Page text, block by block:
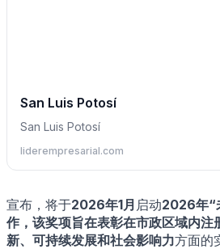
San Luis Potosí
San Luis Potosí
liderempresarial.com
宣布，将于2026年1月 启动2026年“
作，该奖项旨在表彰在市政区域内注
新、可持续发展和社会影响力方面的